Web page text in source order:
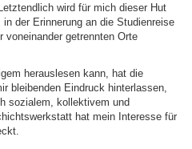
wird für mich dieser Hut
der Erinnerung an die Studienreise
getrennten Orte
herauslesen kann, hat die
bleibenden Eindruck hinterlassen,
sozialem, kollektivem und
hat mein Interesse für